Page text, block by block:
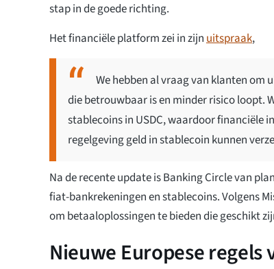
stap in de goede richting.
Het financiële platform zei in zijnuitspraak,
We hebben al vraag van klanten om
die betrouwbaar is en minder risico loopt.
stablecoins in USDC, waardoor financiële
regelgeving geld in stablecoin kunnen
Na de recente update is Banking Circle van
fiat-bankrekeningen en stablecoins. Volgens
om betaaloplossingen te bieden die geschikt
Nieuwe Europese regels